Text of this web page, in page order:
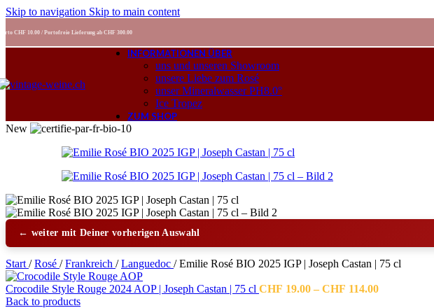
Skip to navigation Skip to main content
CHF 10.00 / Portofreie Lieferung ab CHF 300.00
INFORMATIONEN ÜBER
uns und unseren Showroom
unsere Liebe zum Rosé
unser Mineralwasser PH8.0°
Ice Tropez
ZUM SHOP
New
← weiter mit Deiner vorherigen Auswahl
Start / Rosé / Frankreich / Languedoc / Emilie Rosé BIO 2025 IGP | Joseph Castan | 75 cl
Crocodile Style Rouge 2024 AOP | Joseph Castan | 75 cl CHF 19.00 – CHF 114.00Preisspanne:
Back to products